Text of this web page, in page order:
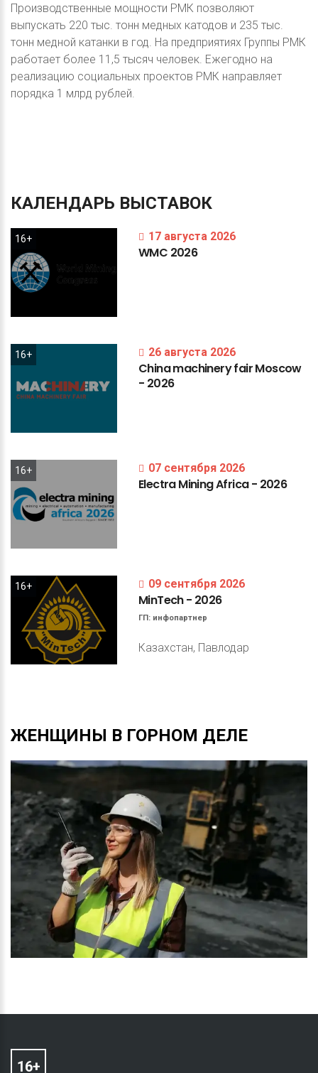
Производственные мощности РМК позволяют
выпускать 220 тыс. тонн медных катодов и 235 тыс.
тонн медной катанки в год. На предприятиях Группы РМК
работает более 11,5 тысяч человек. Ежегодно на
реализацию социальных проектов РМК направляет
порядка 1 млрд рублей.
КАЛЕНДАРЬ ВЫСТАВОК
16+ 17 августа 2026
WMC 2026
16+ 26 августа 2026
ChinamachineryfairMoscow
- 2026
16+ 07 сентября 2026
ElectraMiningAfrica- 2026
16+ 09 сентября 2026
MinTech- 2026
ГП: инфопартнер
Казахстан, Павлодар
ЖЕНЩИНЫ В ГОРНОМ ДЕЛЕ